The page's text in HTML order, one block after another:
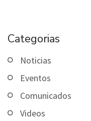
Categorias
Noticias
Eventos
Comunicados
Videos